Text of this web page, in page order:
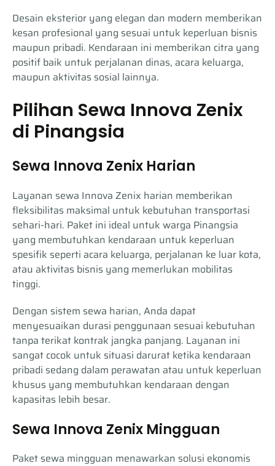
Desain eksterior yang elegan dan modern memberikan
kesan profesional yang sesuai untuk keperluan bisnis
maupun pribadi. Kendaraan ini memberikan citra yang
positif baik untuk perjalanan dinas, acara keluarga,
maupun aktivitas sosial lainnya.
Pilihan Sewa Innova Zenix
di Pinangsia
Sewa Innova Zenix Harian
Layanan sewa Innova Zenix harian memberikan
fleksibilitas maksimal untuk kebutuhan transportasi
sehari-hari. Paket ini ideal untuk warga Pinangsia
yang membutuhkan kendaraan untuk keperluan
spesifik seperti acara keluarga, perjalanan ke luar kota,
atau aktivitas bisnis yang memerlukan mobilitas
tinggi.
Dengan sistem sewa harian, Anda dapat
menyesuaikan durasi penggunaan sesuai kebutuhan
tanpa terikat kontrak jangka panjang. Layanan ini
sangat cocok untuk situasi darurat ketika kendaraan
pribadi sedang dalam perawatan atau untuk keperluan
khusus yang membutuhkan kendaraan dengan
kapasitas lebih besar.
Sewa Innova Zenix Mingguan
Paket sewa mingguan menawarkan solusi ekonomis